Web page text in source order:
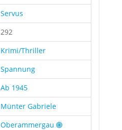
Servus
292
Krimi/Thriller
Spannung
Ab 1945
Münter Gabriele
Oberammergau